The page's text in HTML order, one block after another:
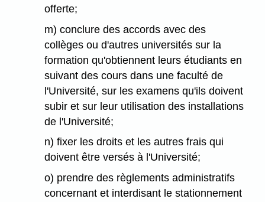
offerte;
m) conclure des accords avec des
collèges ou d'autres universités sur la
formation qu'obtiennent leurs étudiants en
suivant des cours dans une faculté de
l'Université, sur les examens qu'ils doivent
subir et sur leur utilisation des installations
de l'Université;
n) fixer les droits et les autres frais qui
doivent être versés à l'Université;
o) prendre des règlements administratifs
concernant et interdisant le stationnement